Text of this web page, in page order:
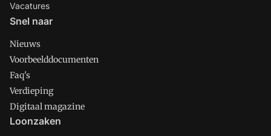
Vacatures
Snel naar
Nieuws
Voorbeelddocumenten
Faq's
Verdieping
Digitaal magazine
Loonzaken